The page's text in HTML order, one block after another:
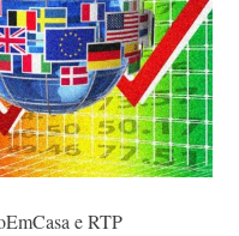
e RTP